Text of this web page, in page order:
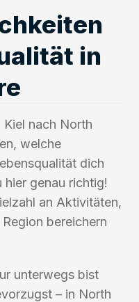
in
nach North
welche
dich
genau richtig!
an Aktivitäten,
bereichern
unterwegs bist
– in North